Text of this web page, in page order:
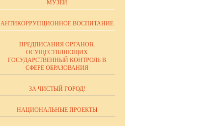
МУЗЕЙ
АНТИКОРРУПЦИОННОЕ ВОСПИТАНИЕ
ПРЕДПИСАНИЯ ОРГАНОВ,
ОСУЩЕСТВЛЯЮЩИХ
ГОСУДАРСТВЕННЫЙ КОНТРОЛЬ В
СФЕРЕ ОБРАЗОВАНИЯ
ЗА ЧИСТЫЙ ГОРОД!
НАЦИОНАЛЬНЫЕ ПРОЕКТЫ